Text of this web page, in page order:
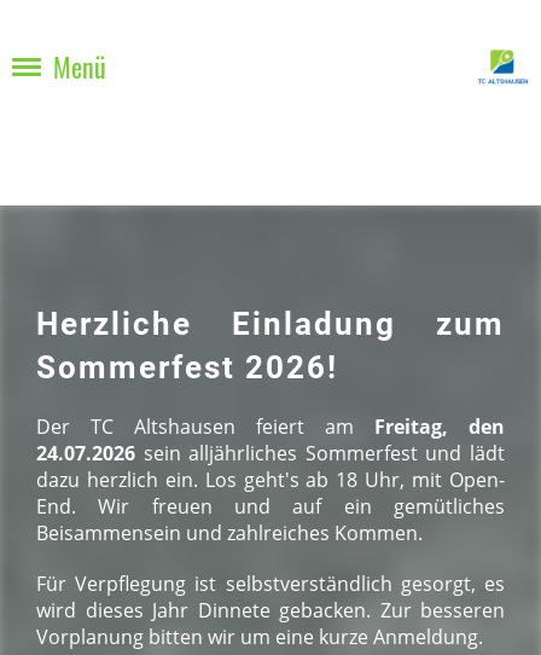
Menü
Herzliche Einladung zum
Sommerfest 2026!
Der TC Altshausen feiert am Freitag, den
24.07.2026 sein alljährliches Sommerfest und lädt
dazu herzlich ein. Los geht's ab 18 Uhr, mit Open-
End. Wir freuen und auf ein gemütliches
Beisammensein und zahlreiches Kommen.
Für Verpflegung ist selbstverständlich gesorgt, es
wird dieses Jahr Dinnete gebacken. Zur besseren
Vorplanung bitten wir um eine kurze Anmeldung.